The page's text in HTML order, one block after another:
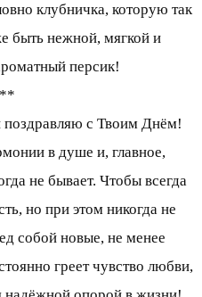
клубничка, которую так
быть нежной, мягкой и
персик!
с Твоим Днём!
в душе и, главное,
не бывает. Чтобы всегда
но при этом никогда не
собой новые, не менее
греет чувство любви,